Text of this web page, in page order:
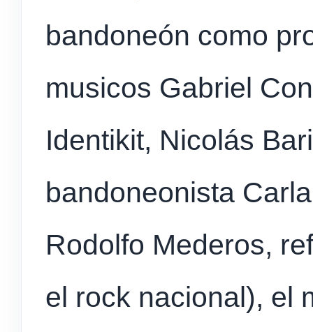
bandoneón como
musicos Gabriel
Identikit, Nicolás
bandoneonista
Rodolfo Mederos,
el rock nacional), el